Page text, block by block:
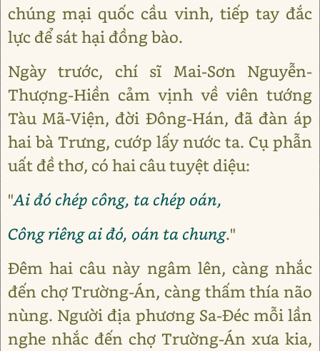
chúng mại quốc cầu vinh, tiếp tay đắc
lực để sát hại đồng bào.
Ngày trước, chí sĩ Mai-Sơn Nguyễn-
Thượng-Hiền cảm vịnh về viên tướng
Tàu Mã-Viện, đời Đông-Hán, đã đàn áp
hai bà Trưng, cướp lấy nước ta. Cụ phẫn
uất đề thơ, có hai câu tuyệt diệu:
"Ai đó chép công, ta chép oán,
Công riêng ai đó, oán ta chung."
Đêm hai câu này ngâm lên, càng nhắc
đến chợ Trường-Án, càng thấm thía não
nùng. Người địa phương Sa-Đéc mỗi lần
nghe nhắc đến chợ Trường-Án xưa kia,